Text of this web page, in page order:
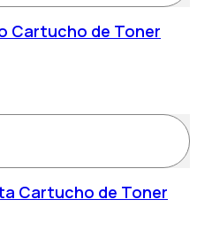
Cartucho de Toner
Cartucho de Toner